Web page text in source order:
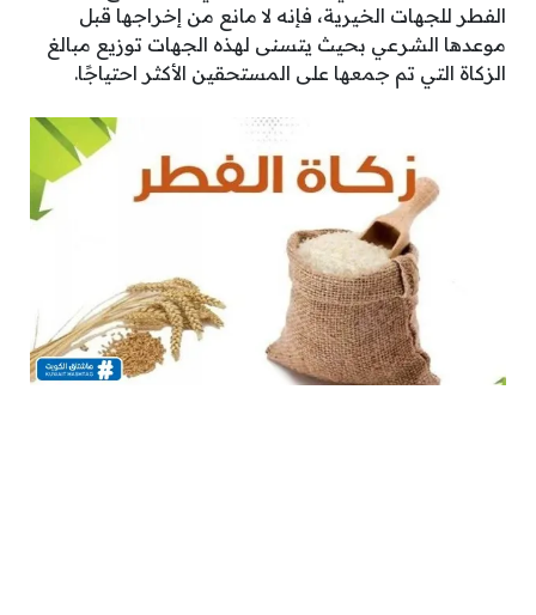
الفطر للجهات الخيرية، فإنه لا مانع من إخراجها قبل
موعدها الشرعي بحيث يتسنى لهذه الجهات توزيع مبالغ
الزكاة التي تم جمعها على المستحقين الأكثر احتياجًا.